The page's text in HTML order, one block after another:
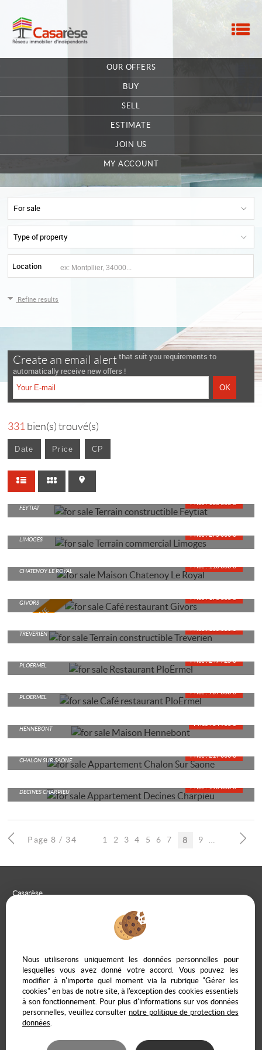
OUR COMPANY
OFFERS SAVED 0
OUR OFFERS
BUY
SELL
ESTIMATE
JOIN US
MY ACCOUNT
For sale
Type of property
Location
Refine results
Create an email alertthat suit you requirements to
automatically receive new offers !
331 bien(s) trouvé(s)
Date Price CP
FEYTIAT
Price : 100 000 €*
LIMOGES
Price : 275 000 €*
CHATENOY LE ROYAL
Price : 110 000 €*
GIVORS
Price : 176 000 €*
TREVERIEN
Price : 135 000 €*
PLOËRMEL
Price : 247 725 €*
PLOERMEL
Price : 707 000 €*
HENNEBONT
Price : 64 900 €*
CHALON SUR SAONE
Price : 219 000 €*
DECINES CHARPIEU
Price : 190 000 €*
Page 8 / 34 1 2 3 4 5 6 7 8 9
Casarèse
09 85 65 95 83
Legal Notice Data protection policy Manage cookies
Our Fee Schedule
Owner Extranet
Nous utiliserons uniquement les données personnelles pour
lesquelles vous avez donné votre accord. Vous pouvez les
modifier à n'importe quel moment via la rubrique "Gérer les
cookies" en bas de notre site, à l'exception des cookies essentiels
à son fonctionnement. Pour plus d'informations sur vos données
personnelles, veuillez consulter notre politique de protection des
données.